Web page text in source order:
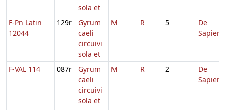
sola et
F-Pn Latin
12044
129r
Gyrum
caeli
circuivi
sola et
M R 5
De
F-VAL 114 087r
Gyrum
caeli
circuivi
sola et
M R 2
De